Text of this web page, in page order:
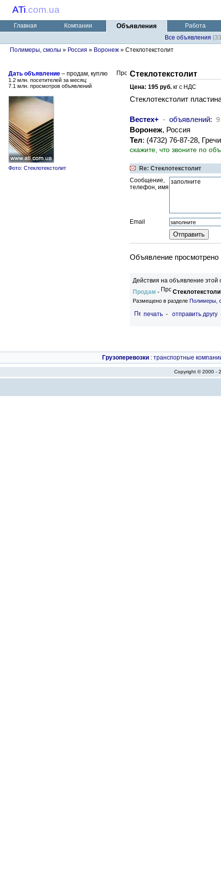
ATi.com.ua
Главная Компании Объявления
Работа
Все объявления
Полимеры, смолы » Россия » Воронеж » Стеклотекстолит
Дать объявление – продам, куплю
1.2 млн. посетителей за месяц:
7.1 млн. просмотров объявлений
Фото: Стеклотекстолит
Стеклотекстолит
Цена: 195 руб. кг с НДС
Стеклотекстолит
Вестех+ - объявлений: 9
Воронеж, Россия
Тел: (4732) 76-87-28,
скажите, что звоните по
Re: Стеклотекстолит
Сообщение,
телефон, имя
Email
Объявление просмотрено
Действия на объявление этой
Продам -
Размещено в разделе Полимеры,
печать - отправить другу
Грузоперевозки : транспортные
Copyright © 2000 -